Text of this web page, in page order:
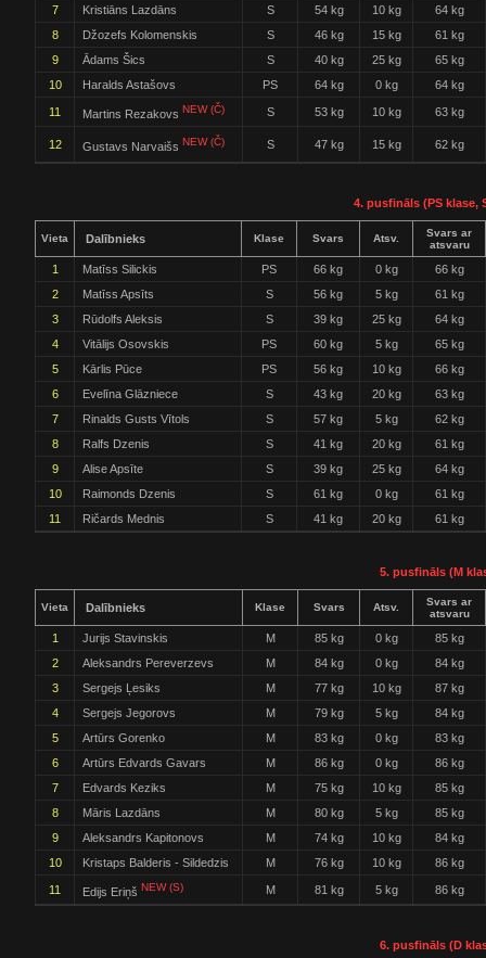
7
Kristiāns Lazdāns S 54 kg 10 kg
64 kg
8
Džozefs Kolomenskis S 46 kg 15 kg
61 kg
9
Ādams Šics S 40 kg 25 kg
65 kg
10
Haralds Astašovs PS 64 kg 0 kg 64 kg
11 Martins Rezakovs NEW (Č) S 53 kg 10 kg 63 kg
12 Gustavs Narvaišs NEW (Č) S 47 kg 15 kg 62 kg
4. pusfināls (PS klase,
Vieta Dalībnieks Klase Svars Atsv.
Svars ar
atsvaru
1 Matīss Silickis PS 66 kg 0 kg
66 kg
2
Matīss Apsīts S 56 kg 5 kg
61 kg
3
Rūdolfs Aleksis S 39 kg 25 kg
64 kg
4
Vitālijs Osovskis PS 60 kg 5 kg
65 kg
5
Kārlis Pūce PS 56 kg 10 kg
66 kg
6
Evelīna Glāzniece S 43 kg 20 kg
63 kg
7
Rinalds Gusts Vītols S 57 kg 5 kg
62 kg
8
Ralfs Dzenis S 41 kg 20 kg
61 kg
9
Alise Apsīte S 39 kg 25 kg
64 kg
10
Raimonds Dzenis S 61 kg 0 kg
61 kg
11
Ričards Mednis S 41 kg 20 kg 61 kg
5. pusfināls (M
Vieta Dalībnieks Klase Svars Atsv.
Svars ar
atsvaru
1 Jurijs Stavinskis M 85 kg 0 kg
85 kg
2
Aleksandrs Pereverzevs M 84 kg 0 kg
84 kg
3
Sergejs Ļesiks M 77 kg 10 kg
87 kg
4
Sergejs Jegorovs M 79 kg 5 kg
84 kg
5
Artūrs Gorenko M 83 kg 0 kg
83 kg
6
Artūrs Edvards Gavars M 86 kg 0 kg
86 kg
7
Edvards Keziks M 75 kg 10 kg
85 kg
8
Māris Lazdāns M 80 kg 5 kg
85 kg
9
Aleksandrs Kapitonovs M 74 kg 10 kg
84 kg
10
Kristaps Balderis - Sildedzis M 76 kg 10 kg 86 kg
11 Edijs Eriņš NEW (S) M 81 kg 5 kg 86 kg
6. pusfināls (D